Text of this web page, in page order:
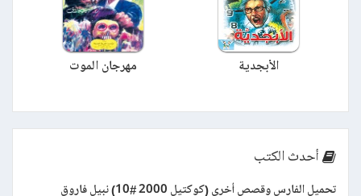
الأبجدية مهرجان الموت
أحدث الكتب
تحميل الفارس وقصص أخرى (كوكتيل 2000 #10) نبيل فاروق